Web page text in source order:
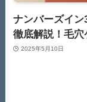
ナンバーズイ
徹底解説！毛穴
2025年5月10日